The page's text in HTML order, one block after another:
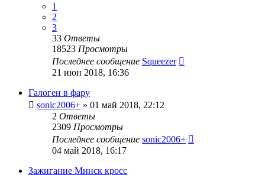
1
2
3
33 Ответы
18523 Просмотры
Последнее сообщение Squeezer
21 июн 2018, 16:36
Галоген в фару
sonic2006+ » 01 май 2018, 22:12
2 Ответы
2309 Просмотры
Последнее сообщение sonic2006+
04 май 2018, 16:17
Зажигание Минск кросс